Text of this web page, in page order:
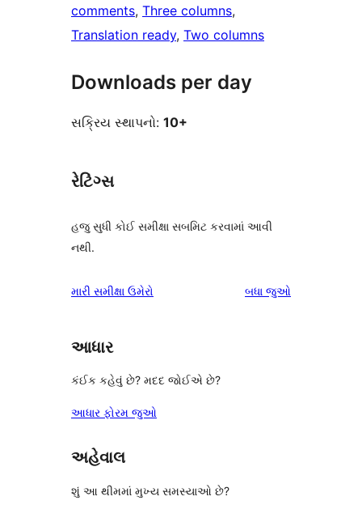
comments, Three columns
Translation ready, Two columns
Downloads per day
સક્રિય સ્થાપનો: 10+
રેટિંગ્સ
હજુ સુધી કોઈ સમીક્ષા સબમિટ કરવામાં આવી
નથી.
મારી સમીક્ષા ઉમેરો બધા સમીક્ષાઓ
જુઓ
આધાર
કંઈક કહેવું છે? મદદ જોઈએ છે?
આધાર ફોરમ જુઓ
અહેવાલ
શું આ થીમમાં મુખ્ય સમસ્યાઓ છે?